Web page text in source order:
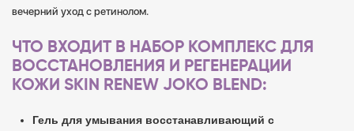
вечерний уход с ретинолом.
ЧТО ВХОДИТ В НАБОР КОМПЛЕКС ДЛЯ
ВОССТАНОВЛЕНИЯ И РЕГЕНЕРАЦИИ
КОЖИ SKIN RENEW JOKO BLEND:
Гель для умывания восстанавливающий с